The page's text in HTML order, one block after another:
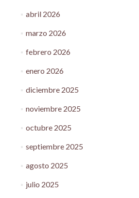
abril 2026
marzo 2026
febrero 2026
enero 2026
diciembre 2025
noviembre 2025
octubre 2025
septiembre 2025
agosto 2025
julio 2025